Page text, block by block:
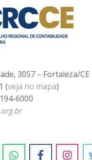
3057 – Fortaleza/CE
(veja no mapa)
6000